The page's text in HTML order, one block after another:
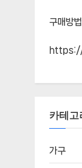
구매방
카테고
가구